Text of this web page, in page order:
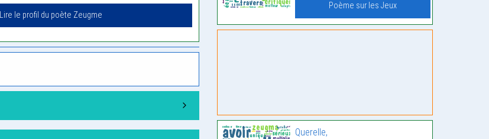
Lire le profil du poète Zeugme
Poème sur les Jeux
Querelle,